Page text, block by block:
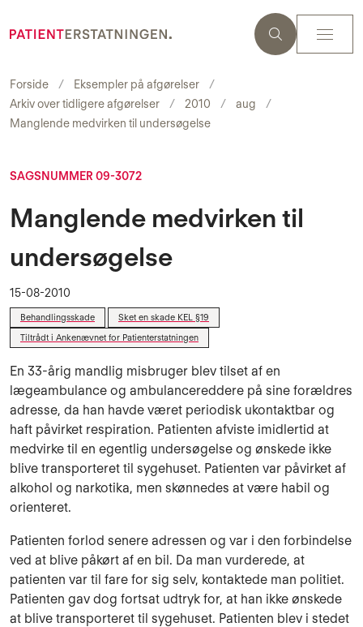
Forside
Eksempler på afgørelser
Arkiv over tidligere afgørelser
2010
aug
Manglende medvirken til undersøgelse
SAGSNUMMER 09-3072
Manglende medvirken til
undersøgelse
15-08-2010
Behandlingsskade
Sket en skade KEL §19
Tiltrådt i Ankenævnet for Patienterstatningen
En 33-årig mandlig misbruger blev tilset af en
lægeambulance og ambulancereddere på sine forældres
adresse, da han havde været periodisk ukontaktbar og
haft påvirket respiration. Patienten afviste imidlertid at
medvirke til en egentlig undersøgelse og ønskede ikke
blive transporteret til sygehuset. Patienten var påvirket af
alkohol og narkotika, men skønnedes at være habil og
orienteret.
Patienten forlod senere adressen og var i den forbindelse
ved at blive påkørt af en bil. Da man vurderede, at
patienten var til fare for sig selv, kontaktede man politiet.
Patienten gav dog fortsat udtryk for, at han ikke ønskede
at blive transporteret til sygehuset. Patienten blev i stedet